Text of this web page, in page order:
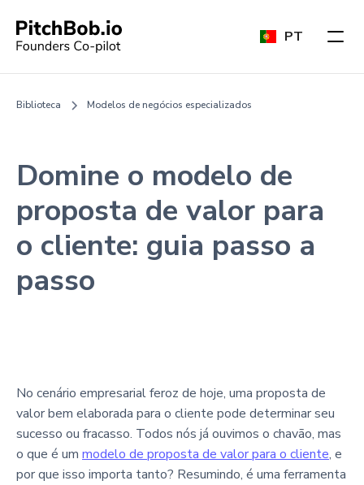
PT
Biblioteca Modelos de negócios especializados
Domine o modelo de
proposta de valor para
o cliente: guia passo a
passo
No cenário empresarial feroz de hoje, uma proposta de
valor bem elaborada para o cliente pode determinar seu
sucesso ou fracasso. Todos nós já ouvimos o chavão, mas
o que é um modelo de proposta de valor para o cliente, e
por que isso importa tanto? Resumindo, é uma ferramenta